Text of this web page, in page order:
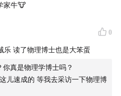
家牛🐮
0
乐 读了物理博士也是大笨蛋
你真是物理学博士吗？
儿速成的 等我去采访一下物理博